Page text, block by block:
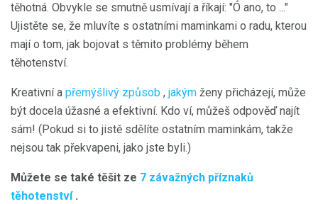
těhotná. Obvykle se smutně usmívají a říkají: "Ó ano, to ..."
Ujistěte se, že mluvíte s ostatními maminkami o radu, kterou
mají o tom, jak bojovat s těmito problémy během
těhotenství.
Kreativní a přemýšlivý způsob , jakým ženy přicházejí, může
být docela úžasné a efektivní. Kdo ví, můžeš odpověď najít
sám! (Pokud si to jistě sdělíte ostatním maminkám, takže
nejsou tak překvapeni, jako jste byli.)
Můžete se také těšit ze 7 závažných příznaků
těhotenství.